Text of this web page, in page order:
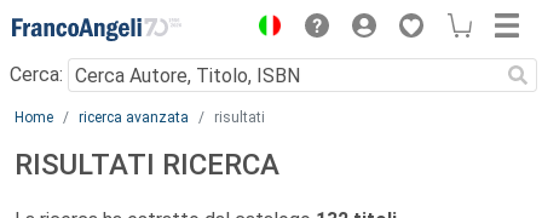
Menu
Cerca:
Main content
Home ricerca avanzata risultati
RISULTATI RICERCA